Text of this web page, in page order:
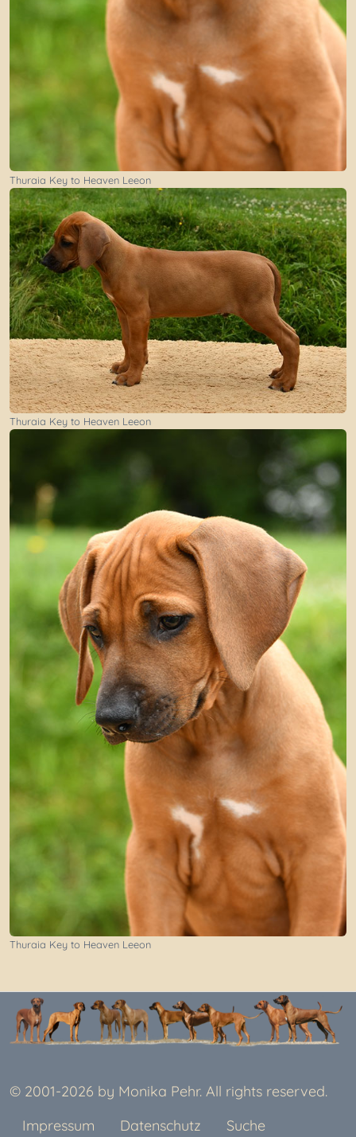
Thuraia Key to Heaven Leeon
Thuraia Key to Heaven Leeon
Thuraia Key to Heaven Leeon
© 2001-2026 by Monika Pehr. All rights reserved.
Impressum
Datenschutz Suche